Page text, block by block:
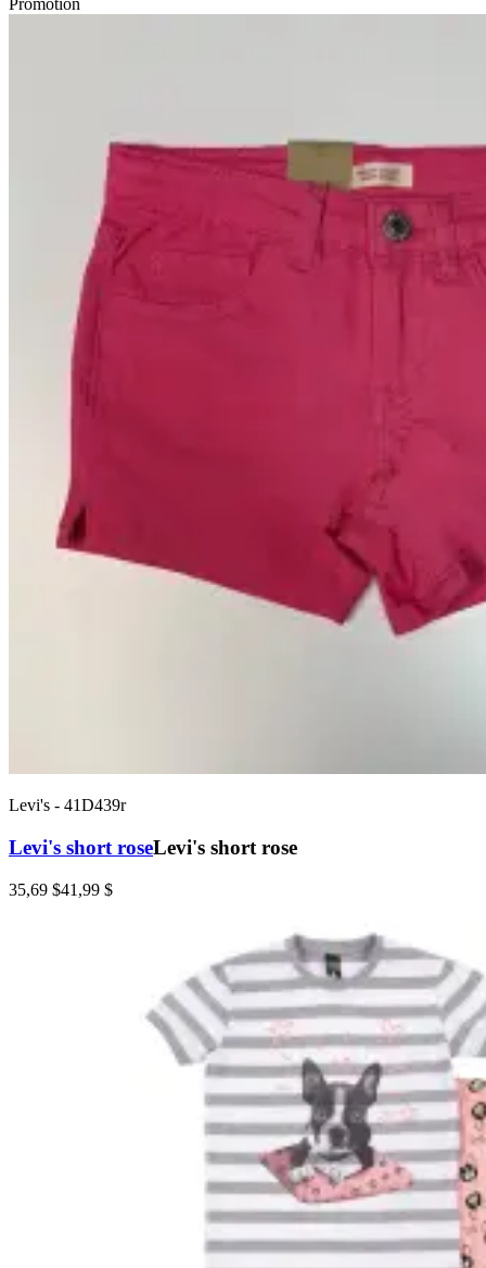
Promotion
Levi's - 41D439r
Levi's short roseLevi's short rose
35,69 $41,99 $